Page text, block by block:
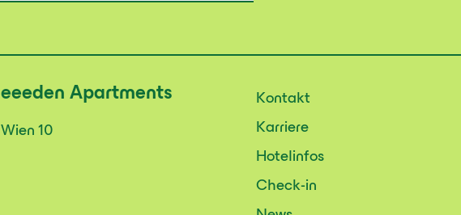
eeeden Apartments
Wien 10
Kontakt
Karriere
Hotelinfos
Check-in